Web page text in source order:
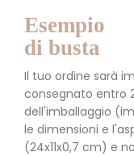
Esempio
di busta
Il tuo ordine sarà
consegnato entro
dell'imballaggio
le dimensioni e
(24x11x0,7 cm) e